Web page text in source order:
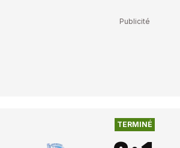
2:1
TERMINÉ